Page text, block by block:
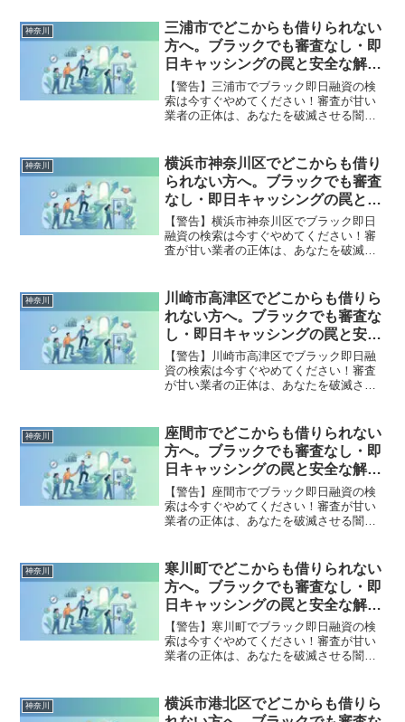
神奈川
三浦市でどこからも借りられない
方へ。ブラックでも審査なし・即
日キャッシングの罠と安全な解決
策
【警告】三浦市でブラック即日融資の検
索は今すぐやめてください！審査が甘い
業者の正体は、あなたを破滅させる闇金
市で違法業者を避け、借金地獄から抜け
出した方々の実体験と確実な解決策を完
全公開。
神奈川
横浜市神奈川区でどこからも借り
られない方へ。ブラックでも審査
なし・即日キャッシングの罠と安
全な解決策
【警告】横浜市神奈川区でブラック即日
融資の検索は今すぐやめてください！審
査が甘い業者の正体は、あなたを破滅さ
す。横浜市神奈川区で違法業者を避け、
借金地獄から抜け出した方々の実体験と
確実な解決策を完全公開。
神奈川
川崎市高津区でどこからも借りら
れない方へ。ブラックでも審査な
し・即日キャッシングの罠と安全
な解決策
【警告】川崎市高津区でブラック即日融
資の検索は今すぐやめてください！審査
が甘い業者の正体は、あなたを破滅させ
す。川崎市高津区で違法業者を避け、借
金地獄から抜け出した方々の実体験と確
実な解決策を完全公開。
神奈川
座間市でどこからも借りられない
方へ。ブラックでも審査なし・即
日キャッシングの罠と安全な解決
策
【警告】座間市でブラック即日融資の検
索は今すぐやめてください！審査が甘い
業者の正体は、あなたを破滅させる闇金
市で違法業者を避け、借金地獄から抜け
出した方々の実体験と確実な解決策を完
全公開。
神奈川
寒川町でどこからも借りられない
方へ。ブラックでも審査なし・即
日キャッシングの罠と安全な解決
策
【警告】寒川町でブラック即日融資の検
索は今すぐやめてください！審査が甘い
業者の正体は、あなたを破滅させる闇金
町で違法業者を避け、借金地獄から抜け
出した方々の実体験と確実な解決策を完
神奈川
横浜市港北区でどこからも借りら